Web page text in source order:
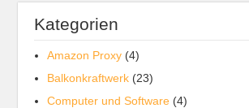
Kategorien
Amazon Proxy (4)
Balkonkraftwerk (23)
Computer und Software (4)